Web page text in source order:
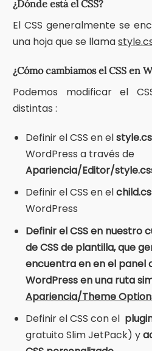
¿Dónde está el CSS?
El CSS generalmente se
una hoja que se llama
¿Cómo cambiamos el CSS en
Podemos modificar el
distintas :
Definir el CSS en el
WordPress a través de
Apariencia/Editor/
Definir el CSS en el
WordPress
Definir el CSS en nuestro
de CSS de plantilla, que
encuentra en en el panel
WordPress en una ruta
Apariencia/Theme
Definir el CSS con el
gratuitoSlim JetPack) y